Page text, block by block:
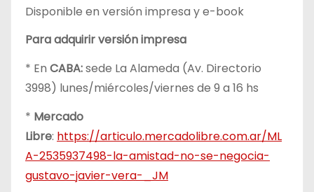
Disponible en versión impresa y e-book
Para adquirir versión impresa
* En CABA:sede La Alameda (Av. Directorio
3998) lunes/miércoles/viernes de 9 a 16 hs
* Mercado
Libre: https://articulo.mercadolibre.com.ar/ML
A-2535937498-la-amistad-no-se-negocia-
gustavo-javier-vera-_JM